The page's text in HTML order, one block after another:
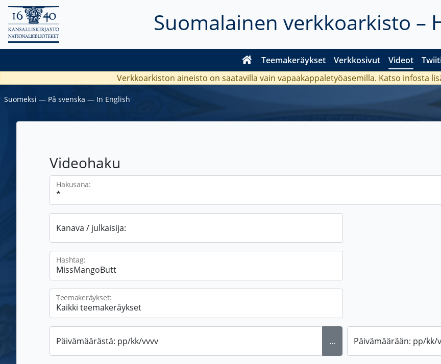
Suomalainen verkkoarkisto –
Teemakeräykset Verkkosivut Videot
Verkkoarkiston aineisto on saatavilla vain vapaakappaletyöasemilla. Katso infosta
Suomeksi ― På svenska ― In English
Videohaku
Hakusana:
Kanava / julkaisija:
Hashtag:
Teemakeräykset:
Päivämäärästä: pp/kk/vvvv ... Päivämäärään: pp/kk/